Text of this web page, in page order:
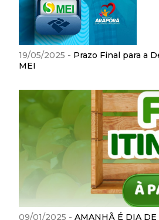
19/05/2025 - Prazo Final para a
MEI
09/01/2025 - AMANHÃ É DIA